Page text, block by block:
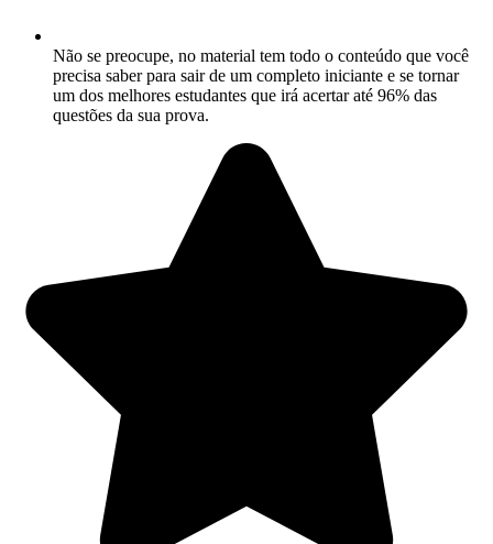
Não se preocupe, no material tem todo o conteúdo que você
precisa saber para sair de um completo iniciante e se tornar
um dos melhores estudantes que irá acertar até 96% das
questões da sua prova.